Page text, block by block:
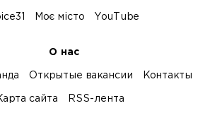
Моє місто YouTube
О нас
Открытые вакансии Контакты
сайта RSS-лента